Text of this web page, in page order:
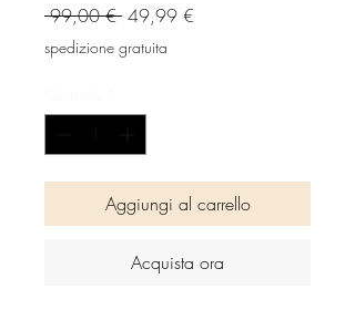
99,00 € Prezzo
regolare
49,99 €
spedizione gratuita
Aggiungi al carrello
Acquista ora